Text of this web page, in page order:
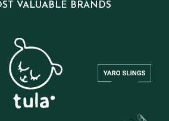
VALUABLE BRANDS